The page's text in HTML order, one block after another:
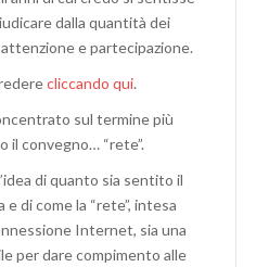
dalla quantità dei
e partecipazione.
cliccando qui.
sul termine più
il convegno… “rete”.
di quanto sia sentito il
di come la “rete”, intesa
Internet, sia una
per dare compimento alle